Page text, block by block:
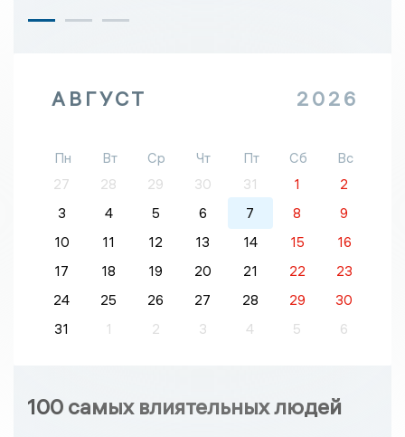
АВГУСТ 2026
Пн Вт Ср Чт Пт Сб
Вс
27
28 29 30 31 1
2
3
4 5 6 7 8
9
10
11 12 13 14 15
16
17
18 19 20 21 22
23
24
25 26 27 28 29
30
31
1 2 3 4 5 6
100 самых влиятельных людей